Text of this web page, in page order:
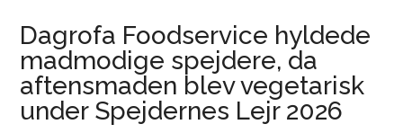
Dagrofa Foodservice hyldede
madmodige spejdere, da
aftensmaden blev vegetarisk
under Spejdernes Lejr 2026